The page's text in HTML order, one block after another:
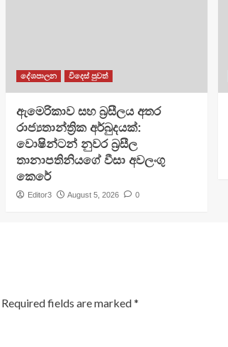
දේශපාලන විදෙස් පුවත්
ඇමෙරිකාව සහ බ්‍රසීලය අතර
රාජ්‍යතාන්ත්‍රික අර්බුදයක්:
වොෂින්ටන් නුවර බ්‍රසීල
තානාපතිනියගේ වීසා අවලංගු
කෙරේ
Editor3 August 5, 2026 0
Required fields are marked*